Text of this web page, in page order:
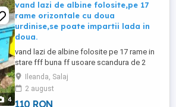
4
vand lazi de albine folosite,pe 17
rame orizontale cu doua
urdinise,se poate impartii lada in
doua.
vand lazi de albine folosite pe 17 rame in
stare fff buna ff usoare scandura de 2
cm,se pot impartii in doua incaperi,are 2
urdinisuri,,se lucreaza ff usor in
ele,podisor superior si sita pt transportpre
110 le bucata se poate negocia la peste
Ileanda, Salaj
2 august
110 RON